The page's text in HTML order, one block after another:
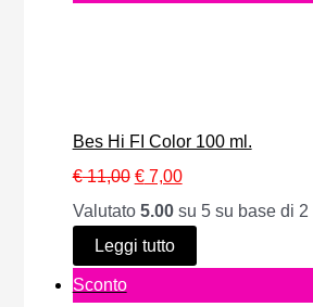
o
i
n
Bes Hi FI Color 100 ml.
€11,00 I
l
p
€7,00I
l
Valutato 5.00su 5 su base di 2
Leggi tutto
ScontoP